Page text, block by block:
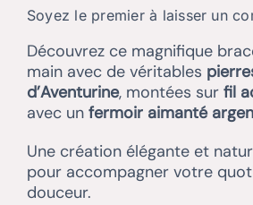
Soyez le premier à laisser un
Découvrez ce magnifique
main avec de véritables
d’Aventurine, montées sur fil
avec un fermoir aimanté
Une création élégante et
pour accompagner votre
douceur.